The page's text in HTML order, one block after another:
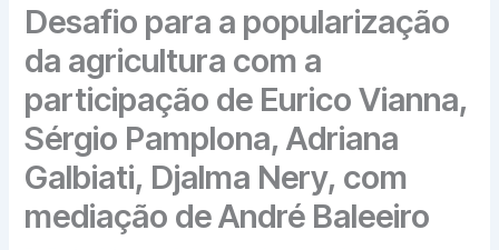
Desafio para a popularização
da agricultura com a
participação de Eurico Vianna,
Sérgio Pamplona, Adriana
Galbiati, Djalma Nery, com
mediação de André Baleeiro